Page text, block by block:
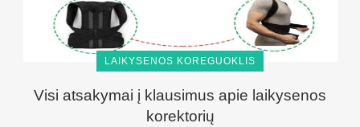
LAIKYSENOS KOREGUOKLIS
Visi atsakymai į klausimus apie laikysenos
korektorių